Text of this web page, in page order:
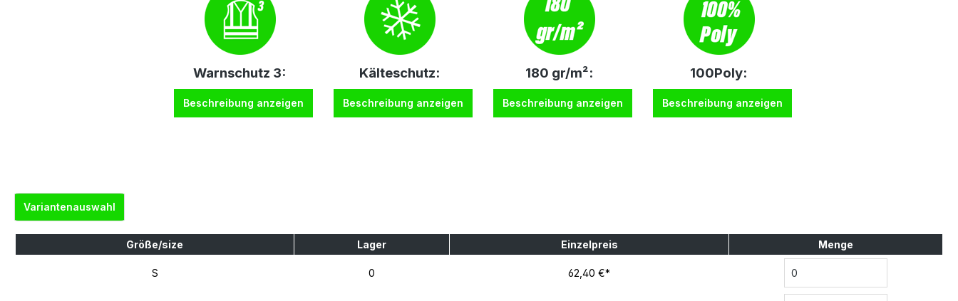
Warnschutz 3:
Beschreibung anzeigen
Kälteschutz:
Beschreibung anzeigen
180 gr/m²:
Beschreibung anzeigen
100Poly:
Beschreibung anzeigen
Variantenauswahl
Größe/size Lager Einzelpreis Menge
S 0 62,40 €*